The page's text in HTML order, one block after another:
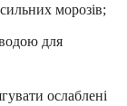
морозів;
для
ослаблені